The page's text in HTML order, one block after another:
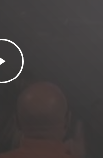
Play
Video